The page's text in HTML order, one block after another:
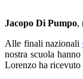
Jacopo Di Pumpo,
Alle finali nazionali
nostra scuola
Lorenzo ha